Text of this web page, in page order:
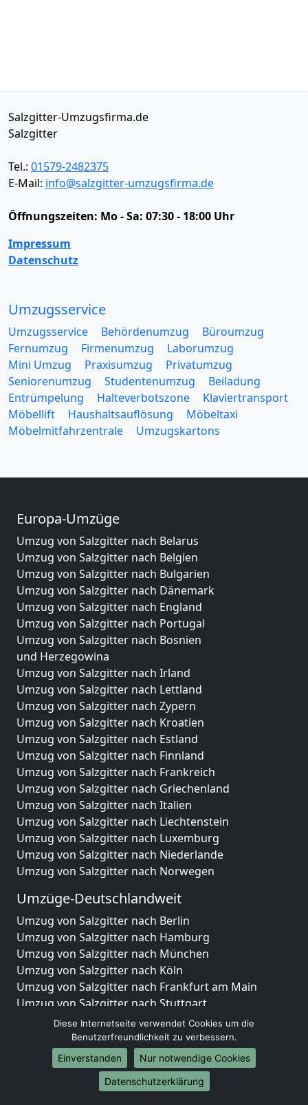
Salzgitter-Umzugsfirma.de
Salzgitter
Tel.: 01579-2482375
E-Mail: info@salzgitter-umzugsfirma.de
Öffnungszeiten: Mo - Sa: 07:30 - 18:00 Uhr
Impressum
Datenschutz
Umzugsservice
Umzugsservice Behördenumzug
Büroumzug
Fernumzug
Firmenumzug
Laborumzug
Mini Umzug
Praxisumzug
Privatumzug
Seniorenumzug
Studentenumzug
Beiladung
Entrümpelung
Halteverbotszone
Klaviertransport
Möbellift
Haushaltsauflösung
Möbeltaxi
Möbelmitfahrzentrale
Umzugskartons
Europa-Umzüge
Umzug von Salzgitter nach Belarus
Umzug von Salzgitter nach Belgien
Umzug von Salzgitter nach Bulgarien
Umzug von Salzgitter nach Dänemark
Umzug von Salzgitter nach England
Umzug von Salzgitter nach Portugal
Umzug von Salzgitter nach Bosnien
und Herzegowina
Umzug von Salzgitter nach Irland
Umzug von Salzgitter nach Lettland
Umzug von Salzgitter nach Zypern
Umzug von Salzgitter nach Kroatien
Umzug von Salzgitter nach Estland
Umzug von Salzgitter nach Finnland
Umzug von Salzgitter nach Frankreich
Umzug von Salzgitter nach Griechenland
Umzug von Salzgitter nach Italien
Umzug von Salzgitter nach Liechtenstein
Umzug von Salzgitter nach Luxemburg
Umzug von Salzgitter nach Niederlande
Umzug von Salzgitter nach Norwegen
Umzüge-Deutschlandweit
Umzug von Salzgitter nach Berlin
Umzug von Salzgitter nach Hamburg
Umzug von Salzgitter nach München
Umzug von Salzgitter nach Köln
Umzug von Salzgitter nach Frankfurt am Main
Umzug von Salzgitter nach Stuttgart
Umzug von Salzgitter nach Düsseldorf
Umzug von Salzgitter nach Leipzig
Umzug von Salzgitter nach Dortmund
Umzug von Salzgitter nach Essen
Umzug von Salzgitter nach Bremen
Diese Internetseite verwendet Cookies um die
Benutzerfreundlichkeit zu verbessern.
Einverstanden
Nur notwendige Cookies
Datenschutzerklärung